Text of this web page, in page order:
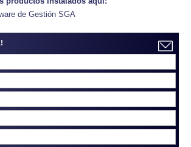
de Gestión SGA